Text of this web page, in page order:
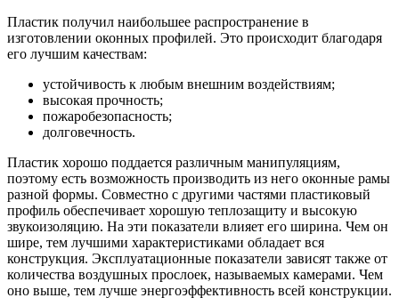
Пластик получил наибольшее распространение в
изготовлении оконных профилей. Это происходит благодаря
его лучшим качествам:
устойчивость к любым внешним воздействиям;
высокая прочность;
пожаробезопасность;
долговечность.
Пластик хорошо поддается различным манипуляциям,
поэтому есть возможность производить из него оконные рамы
разной формы. Совместно с другими частями пластиковый
профиль обеспечивает хорошую теплозащиту и высокую
звукоизоляцию. На эти показатели влияет его ширина. Чем он
шире, тем лучшими характеристиками обладает вся
конструкция. Эксплуатационные показатели зависят также от
количества воздушных прослоек, называемых камерами. Чем
оно выше, тем лучше энергоэффективность всей конструкции.